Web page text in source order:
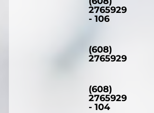
2765929
- 106
(608)
2765929
(608)
2765929
- 104